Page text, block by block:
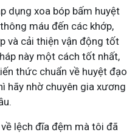
dụng xoa bóp bấm huyệt
máu đến các khớp,
và cải thiện vận động tốt
này một cách tốt nhất,
thức chuẩn về huyệt đạo
hãy nhờ chuyên gia xương
lệch đĩa đệm mà tôi đã